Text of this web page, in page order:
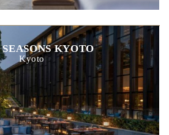
KYOTO
Kyoto